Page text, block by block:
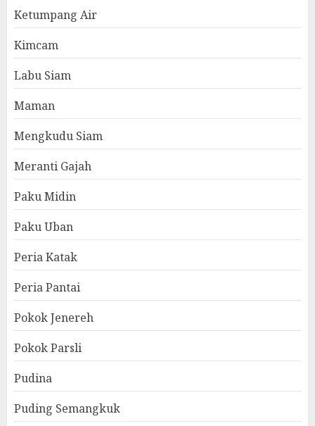
Ketumpang Air
Kimcam
Labu Siam
Maman
Mengkudu Siam
Meranti Gajah
Paku Midin
Paku Uban
Peria Katak
Peria Pantai
Pokok Jenereh
Pokok Parsli
Pudina
Puding Semangkuk